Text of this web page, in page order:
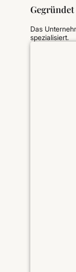
Gegründet
Das
spezialisiert.